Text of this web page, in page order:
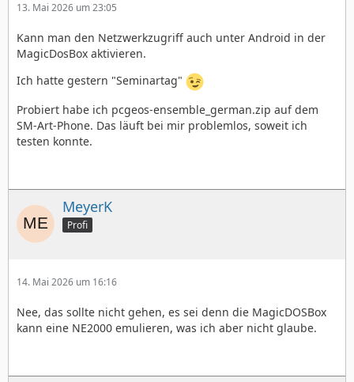
13. Mai 2026 um 23:05
Kann man den Netzwerkzugriff auch unter Android in der
MagicDosBox aktivieren.
Ich hatte gestern "Seminartag"
Probiert habe ich pcgeos-ensemble_german.zip auf dem
SM-Art-Phone. Das läuft bei mir problemlos, soweit ich
testen konnte.
MeyerK
Profi
14. Mai 2026 um 16:16
Nee, das sollte nicht gehen, es sei denn die MagicDOSBox
kann eine NE2000 emulieren, was ich aber nicht glaube.